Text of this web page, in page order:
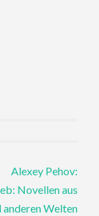
Alexey Pehov:
Novellen aus
anderen Welten